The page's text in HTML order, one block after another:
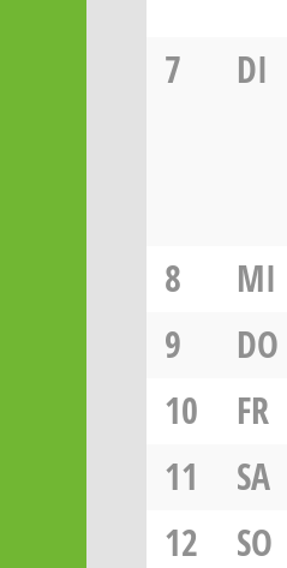
7 DI
8
MI
9
DO
10
FR
11
SA
12
SO